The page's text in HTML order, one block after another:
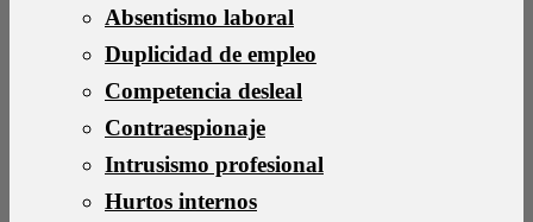
Absentismo laboral
Duplicidad de empleo
Competencia desleal
Contraespionaje
Intrusismo profesional
Hurtos internos